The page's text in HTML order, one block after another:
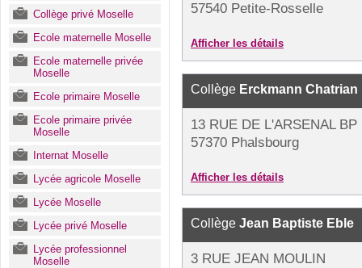
Collège privé Moselle
Ecole maternelle Moselle
Ecole maternelle privée
Moselle
Ecole primaire Moselle
Ecole primaire privée
Moselle
Internat Moselle
Lycée agricole Moselle
Lycée Moselle
Lycée privé Moselle
Lycée professionnel
Moselle
57540 Petite-Rosselle
Afficher les détails
Collège Erckmann Chatrian
13 RUE DE L'ARSENAL BP
57370 Phalsbourg
Afficher les détails
Collège Jean Baptiste Eble
3 RUE JEAN MOULIN